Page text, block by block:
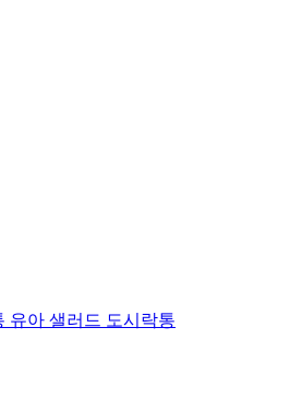
유아 샐러드 도시락통